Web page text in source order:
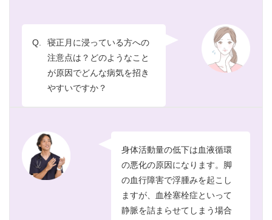
Q.
寝正月に浸っている方への
注意点は？どのようなこと
が原因でどんな病気を招き
やすいですか？
身体活動量の低下は血液循環
の悪化の原因になります。脚
の血行障害で浮腫みを起こし
ますが、血栓塞栓症といって
静脈を詰まらせてしまう場合